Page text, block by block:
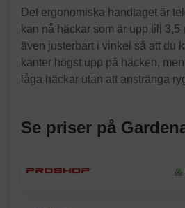
Det ergonomiska handtaget är
kan nå häckar som är upp till
även justerbart i vinkel så att du
kanter högst upp på häcken,
låga häckar utan att anstränga
Se priser på